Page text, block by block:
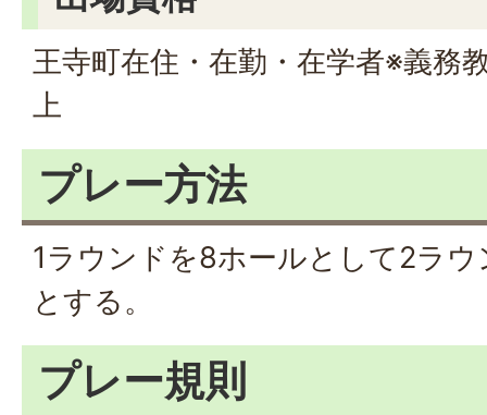
王寺町在住・在勤・在学者※義務
上
プレー方法
1ラウンドを8ホールとして2ラ
とする。
プレー規則